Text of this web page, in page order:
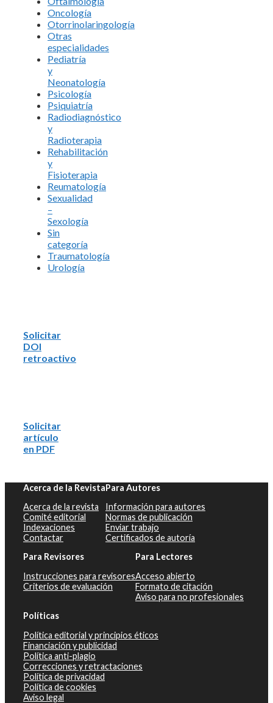
Oncología
Otorrinolaringología
Otras
especialidades
Pediatría
y
Neonatología
Psicología
Psiquiatría
Radiodiagnóstico
y
Radioterapia
Rehabilitación
y
Fisioterapia
Reumatología
Sexualidad
–
Sexología
Sin
categoría
Traumatología
Urología
Solicitar
DOI
retroactivo
Solicitar
artículo
en PDF
Acerca de la Revista
Acerca de la revista
Comité editorial
Indexaciones
Contactar
Para Autores
Información para autores
Normas de publicación
Enviar trabajo
Certificados de autoría
Para Revisores
Instrucciones para revisores
Criterios de evaluación
Para Lectores
Acceso abierto
Formato de citación
Aviso para no profesionales
Políticas
Política editorial y principios éticos
Financiación y publicidad
Política anti-plagio
Correcciones y retractaciones
Política de privacidad
Política de cookies
Aviso legal